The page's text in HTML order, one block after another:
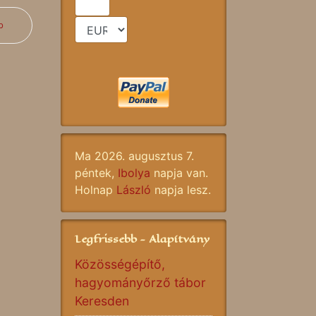
Ma 2026. augusztus 7.
péntek, Ibolya napja van.
Holnap László napja lesz.
Legfrissebb - Alapítvány
Közösségépítő,
hagyományőrző tábor
Keresden